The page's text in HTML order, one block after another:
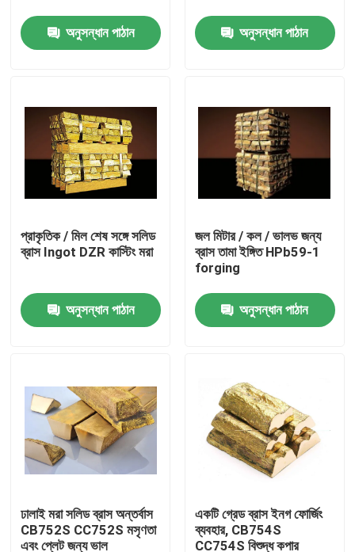
আমাদের সম্পর্কে
কারখানা ভ্রমণ
মান নিয়ন্ত্রণ
খবর
উদ্ধৃতির জন্য আবেদন
ব্রাস পানি মিটার শরীর
অনুসন্ধান পাঠান অনুসন্ধান পাঠান
প্রাকৃতিক / মিল শেষ সঙ্গে সলিড
ব্রাস Ingot DZR কাস্টিং মরা
অনুসন্ধান পাঠান
জল মিটার / কল / ভালভ জন্য
ব্রাস তামা ইঙ্গিত HPb59-1
forging
অনুসন্ধান পাঠান
ঢালাই মরা সলিড ব্রাস অন্তর্বাস
CB752S CC752S মসৃণতা
এবং প্লেট জন্য ভাল
একটি গ্রেড ব্রাস ইনগ ফোর্জিং
ব্যবহার, CB754S
CC754S বিশুদ্ধ কপার